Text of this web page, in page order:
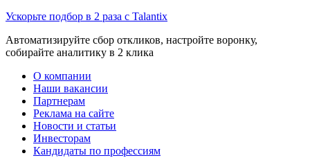
Ускорьте подбор в 2 раза с Talantix
Автоматизируйте сбор откликов, настройте воронку,
собирайте аналитику в 2 клика
О компании
Наши вакансии
Партнерам
Реклама на сайте
Новости и статьи
Инвесторам
Кандидаты по профессиям